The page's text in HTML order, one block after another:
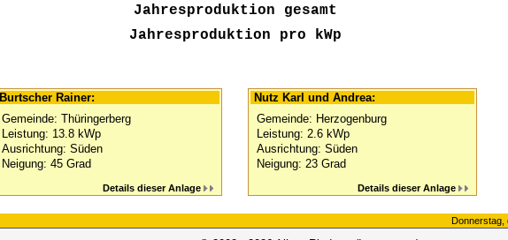
Jahresproduktion gesamt
Jahresproduktion pro kWp
Burtscher Rainer:
Gemeinde: Thüringerberg
Leistung: 13.8 kWp
Ausrichtung: Süden
Neigung: 45 Grad
Details dieser Anlage
Nutz Karl und Andrea:
Gemeinde: Herzogenburg
Leistung: 2.6 kWp
Ausrichtung: Süden
Neigung: 23 Grad
Details dieser Anlage
Donnerstag,